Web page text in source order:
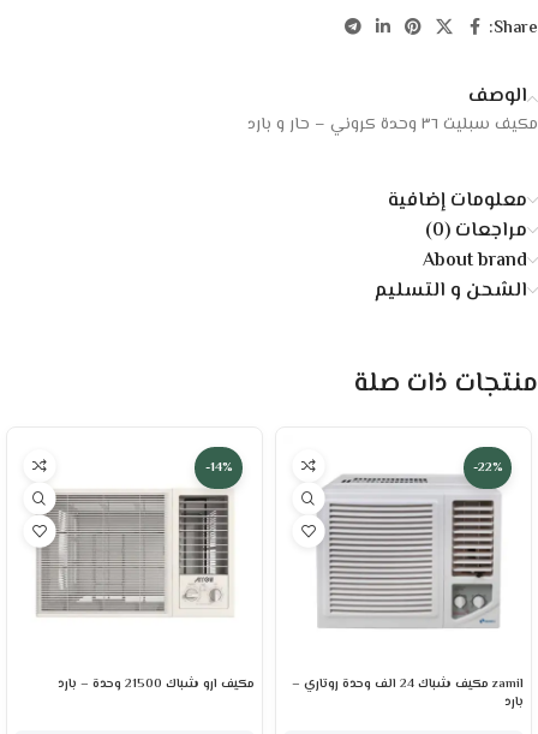
Share:
الوصف
مكيف سبليت ٣٦ وحدة كروني – حار و بارد
معلومات إضافية
مراجعات (0)
About brand
الشحن و التسليم
منتجات ذات صلة
-22%
zamil مكيف شباك 24 الف وحدة روتاري –
بارد
-14%
مكيف ارو شباك 21500 وحدة – بارد